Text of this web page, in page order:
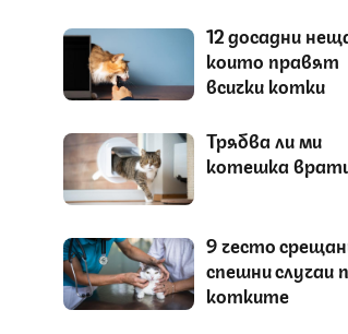
12 досадни
които правят
всички котки
Трябва ли ми
котешка
9 често
спешни случаи
котките